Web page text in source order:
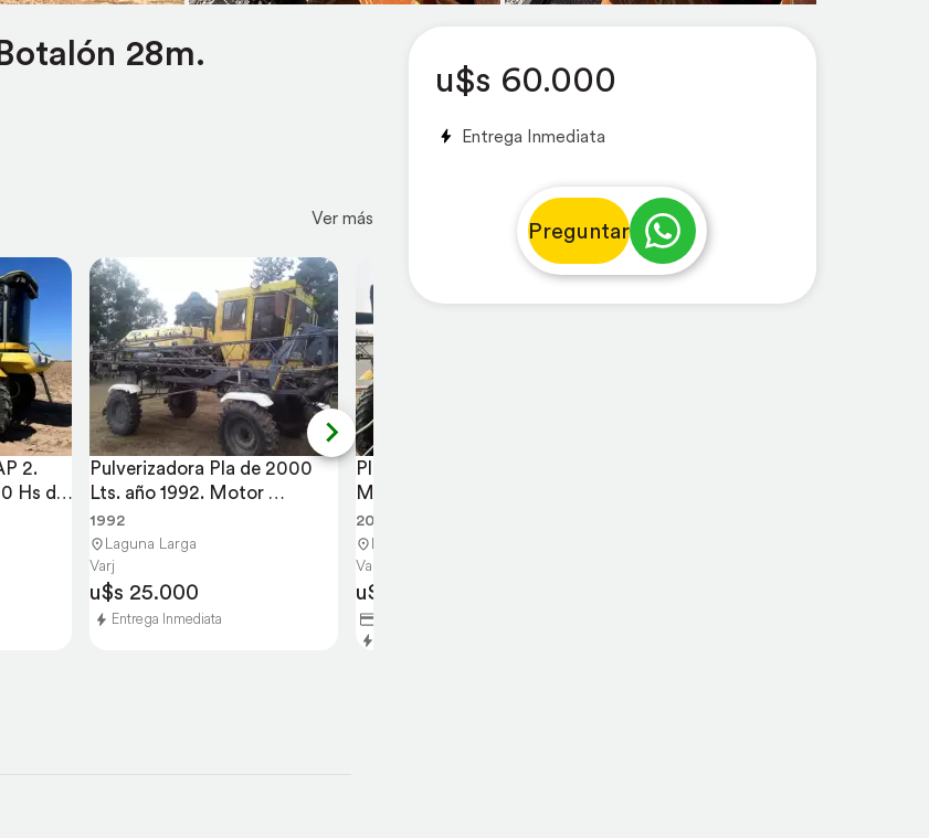
28m.
Ver más
2.
Hs de
Pulverizadora Pla de 2000
Lts. año 1992. Motor
Mercedes 1112
1992
Laguna Larga
Varj
u$s 25.000
Entrega Inmediata
Pla 4000. año 2016. 5000 Hs
Motor
2016
Laguna Larga
Varj
u$s 157.500
u$s 60.000
Entrega Inmediata
Preguntar